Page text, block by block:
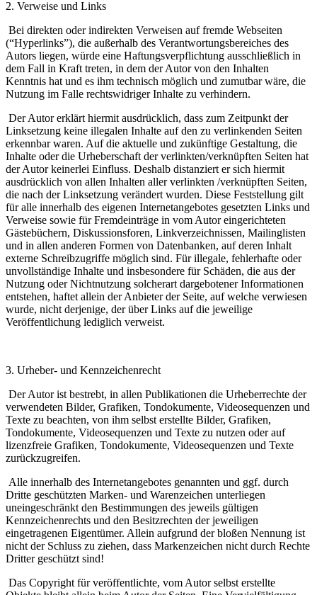
2. Verweise und Links
Bei direkten oder indirekten Verweisen auf fremde Webseiten
(“Hyperlinks”), die außerhalb des Verantwortungsbereiches des
Autors liegen, würde eine Haftungsverpflichtung ausschließlich in
dem Fall in Kraft treten, in dem der Autor von den Inhalten
Kenntnis hat und es ihm technisch möglich und zumutbar wäre, die
Nutzung im Falle rechtswidriger Inhalte zu verhindern.
Der Autor erklärt hiermit ausdrücklich, dass zum Zeitpunkt der
Linksetzung keine illegalen Inhalte auf den zu verlinkenden Seiten
erkennbar waren. Auf die aktuelle und zukünftige Gestaltung, die
Inhalte oder die Urheberschaft der verlinkten/verknüpften Seiten hat
der Autor keinerlei Einfluss. Deshalb distanziert er sich hiermit
ausdrücklich von allen Inhalten aller verlinkten /verknüpften Seiten,
die nach der Linksetzung verändert wurden. Diese Feststellung gilt
für alle innerhalb des eigenen Internetangebotes gesetzten Links und
Verweise sowie für Fremdeinträge in vom Autor eingerichteten
Gästebüchern, Diskussionsforen, Linkverzeichnissen, Mailinglisten
und in allen anderen Formen von Datenbanken, auf deren Inhalt
externe Schreibzugriffe möglich sind. Für illegale, fehlerhafte oder
unvollständige Inhalte und insbesondere für Schäden, die aus der
Nutzung oder Nichtnutzung solcherart dargebotener Informationen
entstehen, haftet allein der Anbieter der Seite, auf welche verwiesen
wurde, nicht derjenige, der über Links auf die jeweilige
Veröffentlichung lediglich verweist.
3. Urheber- und Kennzeichenrecht
Der Autor ist bestrebt, in allen Publikationen die Urheberrechte der
verwendeten Bilder, Grafiken, Tondokumente, Videosequenzen und
Texte zu beachten, von ihm selbst erstellte Bilder, Grafiken,
Tondokumente, Videosequenzen und Texte zu nutzen oder auf
lizenzfreie Grafiken, Tondokumente, Videosequenzen und Texte
zurückzugreifen.
Alle innerhalb des Internetangebotes genannten und ggf. durch
Dritte geschützten Marken- und Warenzeichen unterliegen
uneingeschränkt den Bestimmungen des jeweils gültigen
Kennzeichenrechts und den Besitzrechten der jeweiligen
eingetragenen Eigentümer. Allein aufgrund der bloßen Nennung ist
nicht der Schluss zu ziehen, dass Markenzeichen nicht durch Rechte
Dritter geschützt sind!
Das Copyright für veröffentlichte, vom Autor selbst erstellte